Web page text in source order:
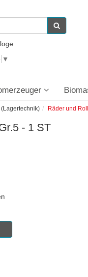
▼
Räder und
- 1 ST